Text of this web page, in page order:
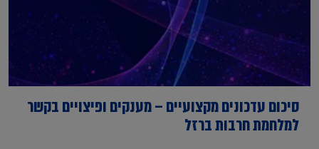
סיכום עדכונים מקצועיים – מענקים ופיצויים בקשר
למלחמת חרבות ברזל